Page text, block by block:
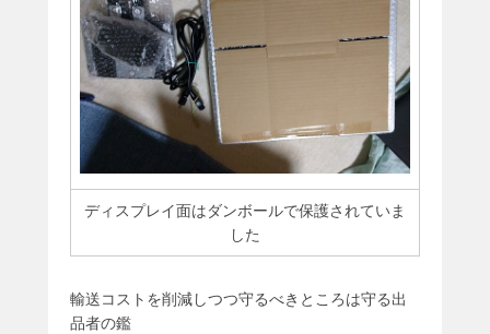
ディスプレイ面はダンボールで保護されていま
した
輸送コストを削減しつつ守るべきところは守る出
品者の鑑